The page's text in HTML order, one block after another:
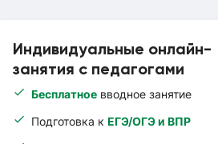
Индивидуальные онлайн-
занятия с педагогами
Бесплатное вводное занятие
Подготовка к ЕГЭ/ОГЭ и ВПР